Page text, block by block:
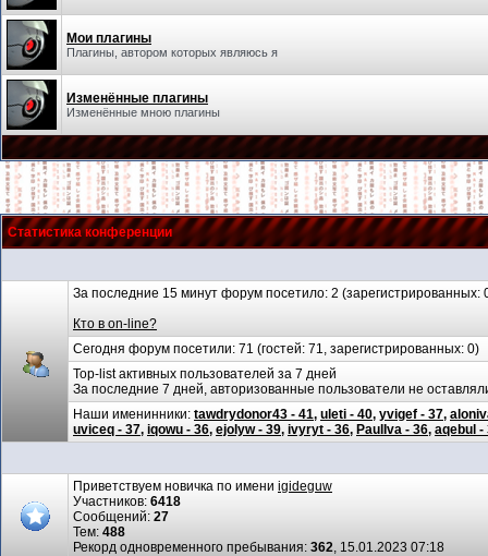
Мои плагины
Плагины, автором которых являюсь я
Изменённые плагины
Изменённые мною плагины
Статистика конференции
За последние 15 минут форум посетило: 2 (зарегистрированных:
Кто в on-line?
Сегодня форум посетили: 71 (гостей: 71, зарегистрированных: 0)
Top-list активных пользователей за 7 дней
За последние 7 дней, авторизованные пользователи не
Наши именинники: tawdrydonor43 - 41, uleti - 40, yvigef - 37,
uviceq - 37, iqowu - 36, ejolyw - 39, ivyryt - 36, PaulIva - 36, aqebul -
Приветствуем новичка по имени igideguw
Участников: 6418
Сообщений: 27
Тем: 488
Рекорд одновременного пребывания: 362, 15.01.2023 07:18